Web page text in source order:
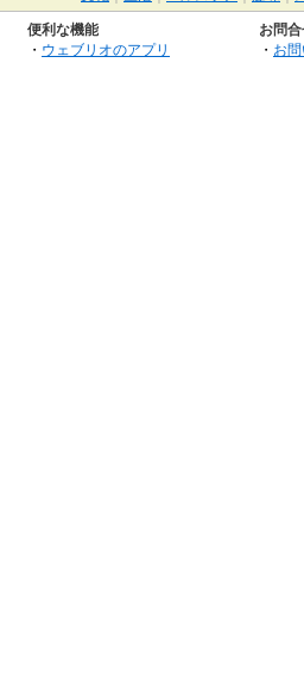
便利な機能
・ ウェブリオのアプリ
お問
・ お